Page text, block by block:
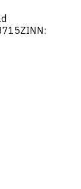
ZINN: